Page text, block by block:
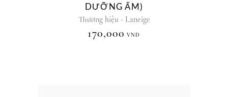
DƯỠNG ẨM)
Thương hiệu - Laneige
170,000 VNĐ